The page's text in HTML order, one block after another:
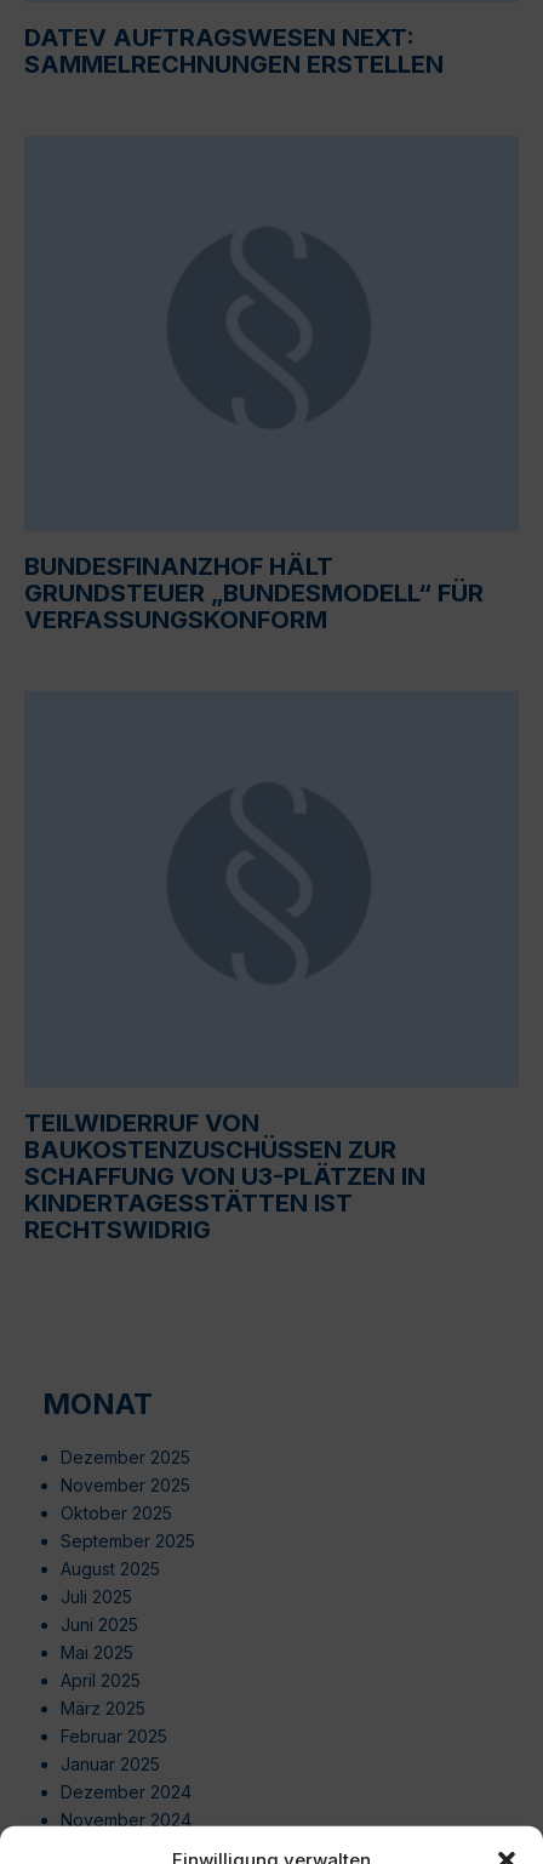
DATEV AUFTRAGSWESEN NEXT:
SAMMELRECHNUNGEN ERSTELLEN
BUNDESFINANZHOF HÄLT
GRUNDSTEUER „BUNDESMODELL“ FÜR
VERFASSUNGSKONFORM
TEILWIDERRUF VON
BAUKOSTENZUSCHÜSSEN ZUR
SCHAFFUNG VON U3-PLÄTZEN IN
KINDERTAGESSTÄTTEN IST
RECHTSWIDRIG
MONAT
Dezember 2025
November 2025
Oktober 2025
September 2025
August 2025
Juli 2025
Juni 2025
Mai 2025
April 2025
März 2025
Februar 2025
Januar 2025
Dezember 2024
November 2024